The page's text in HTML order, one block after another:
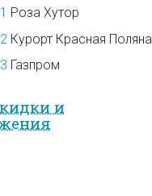
Роза Хутор
Курорт Красная Поляна
Газпром
и